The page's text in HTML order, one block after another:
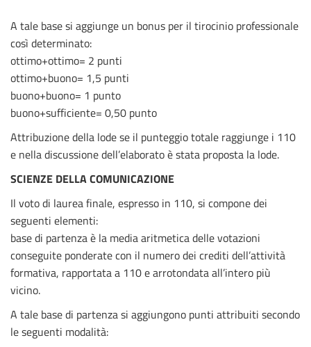
A tale base si aggiunge un bonus per il tirocinio professionale
così determinato:
ottimo+ottimo= 2 punti
ottimo+buono= 1,5 punti
buono+buono= 1 punto
buono+sufficiente= 0,50 punto
Attribuzione della lode se il punteggio totale raggiunge i 110
e nella discussione dell’elaborato è stata proposta la lode.
SCIENZE DELLA COMUNICAZIONE
Il voto di laurea finale, espresso in 110, si compone dei
seguenti elementi:
base di partenza è la media aritmetica delle votazioni
conseguite ponderate con il numero dei crediti dell’attività
formativa, rapportata a 110 e arrotondata all’intero più
vicino.
A tale base di partenza si aggiungono punti attribuiti secondo
le seguenti modalità: